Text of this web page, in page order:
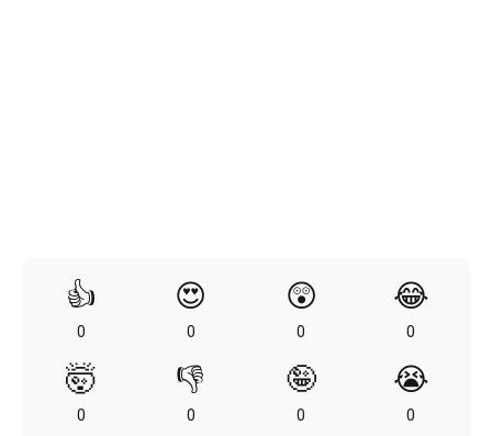
👍
0
😍
0
😲
0
😂
0
🤯
0
👎
0
🤪
0
😭
0